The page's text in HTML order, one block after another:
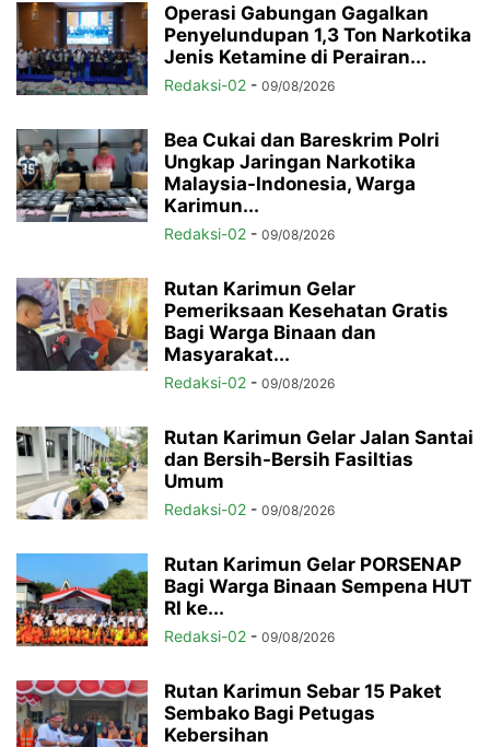
Operasi Gabungan Gagalkan
Penyelundupan 1,3 Ton Narkotika
Jenis Ketamine di Perairan...
Redaksi-02 - 09/08/2026
Bea Cukai dan Bareskrim Polri
Ungkap Jaringan Narkotika
Malaysia-Indonesia, Warga
Karimun...
Redaksi-02 - 09/08/2026
Rutan Karimun Gelar
Pemeriksaan Kesehatan Gratis
Bagi Warga Binaan dan
Masyarakat...
Redaksi-02 - 09/08/2026
Rutan Karimun Gelar Jalan Santai
dan Bersih-Bersih Fasiltias
Umum
Redaksi-02 - 09/08/2026
Rutan Karimun Gelar PORSENAP
Bagi Warga Binaan Sempena HUT
RI ke...
Redaksi-02 - 09/08/2026
Rutan Karimun Sebar 15 Paket
Sembako Bagi Petugas
Kebersihan